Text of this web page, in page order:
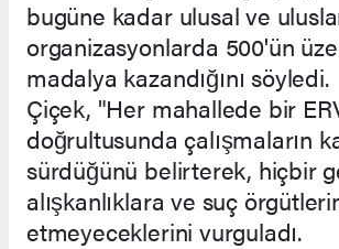
bugüne kadar ulusal ve
organizasyonlarda 500'ün
madalya kazandığını söyledi.
Çiçek, "Her mahallede bir
doğrultusunda çalışmaların
sürdüğünü belirterek, hiçbir
alışkanlıklara ve suç
etmeyeceklerini vurguladı.